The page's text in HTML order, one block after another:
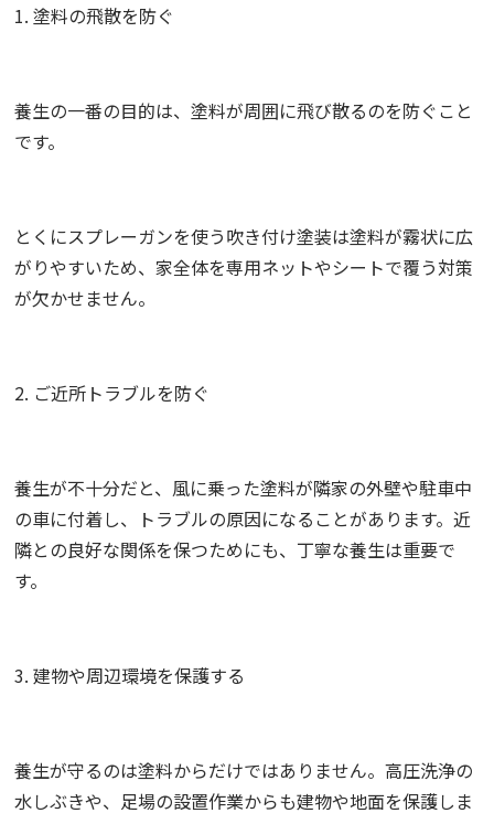
1. 塗料の飛散を防ぐ
養生の一番の目的は、塗料が周囲に飛び散るのを防ぐこと
です。
とくにスプレーガンを使う吹き付け塗装は塗料が霧状に広
がりやすいため、家全体を専用ネットやシートで覆う対策
が欠かせません。
2. ご近所トラブルを防ぐ
養生が不十分だと、風に乗った塗料が隣家の外壁や駐車中
の車に付着し、トラブルの原因になることがあります。近
隣との良好な関係を保つためにも、丁寧な養生は重要で
す。
3. 建物や周辺環境を保護する
養生が守るのは塗料からだけではありません。高圧洗浄の
水しぶきや、足場の設置作業からも建物や地面を保護しま